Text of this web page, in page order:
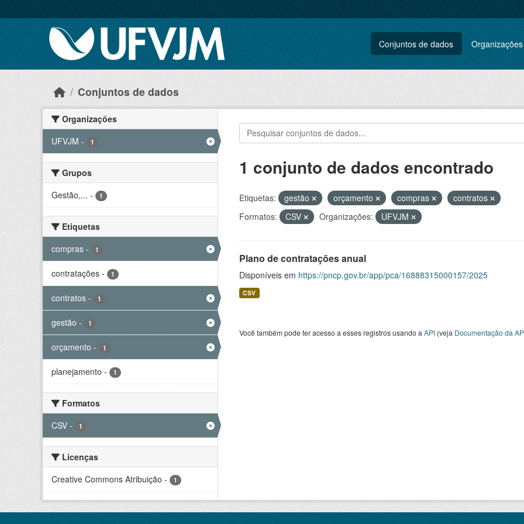
Conjuntos de dados Organizações
Conjuntos de dados
Organizações
UFVJM - 1
Grupos
Gestão,... - 1
Etiquetas
compras - 1
contratações - 1
contratos - 1
gestão - 1
orçamento - 1
planejamento - 1
Formatos
CSV - 1
Licenças
Creative Commons Atribuição - 1
1 conjunto de dados encontrado
Etiquetas: gestão orçamento compras
contratos
Formatos:
CSV Organizações: UFVJM
Plano de contratações anual
Disponíveis em https://pncp.gov.br/app/pca/16888315000157/2025
CSV
Você também pode ter acesso a esses registros usando a API(veja Documentação da